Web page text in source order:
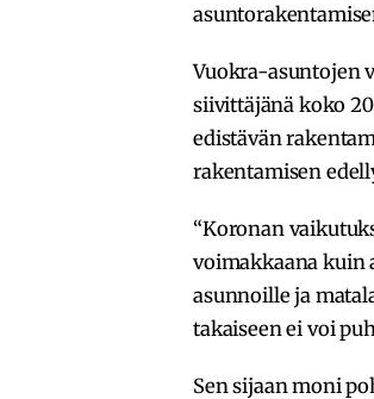
Vuokra-asuntojen
siivittäjänä koko
edistävän
rakentamisen
“Koronan
voimakkaana kuin
asunnoille ja
takaiseen ei voi
Sen sijaan moni